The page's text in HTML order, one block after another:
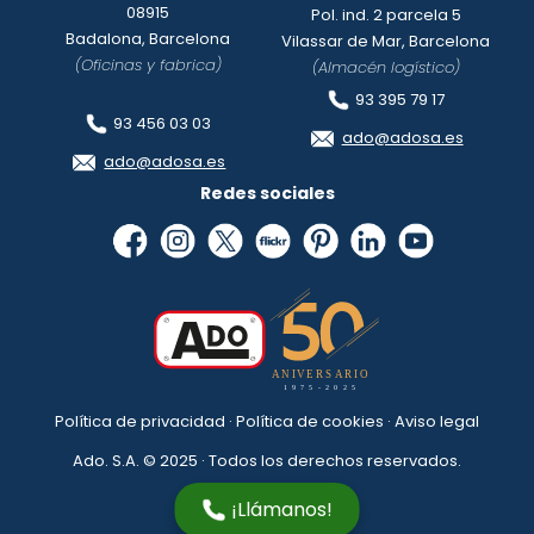
¡Llámanos!
08915
Badalona, Barcelona
(Oficinas y fabrica)
93 456 03 03
ado@adosa.es
Pol. ind. 2 parcela 5
Vilassar de Mar, Barcelona
(Almacén logístico)
93 395 79 17
ado@adosa.es
Redes sociales
Política de privacidad · Política de cookies · Aviso legal
Ado. S.A. © 2025 · Todos los derechos reservados.